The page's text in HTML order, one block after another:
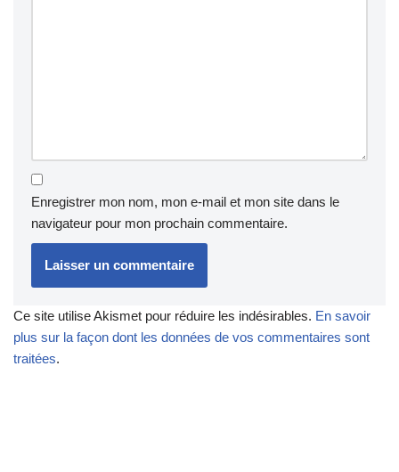
Enregistrer mon nom, mon e-mail et mon site dans le
navigateur pour mon prochain commentaire.
Ce site utilise Akismet pour réduire les indésirables. En savoir
plus sur la façon dont les données de vos commentaires sont
traitées.